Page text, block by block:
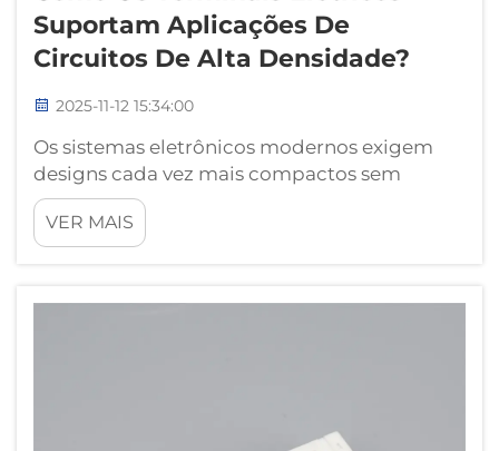
Suportam Aplicações De
Circuitos De Alta Densidade?
2025-11-12 15:34:00
Os sistemas eletrônicos modernos exigem
designs cada vez mais compactos sem
comprometer a funcionalidade ou a
confiabilidade. Os terminais elétricos
surgiram como componentes essenciais que
configurações de circuitos de alta densidade
VER MAIS